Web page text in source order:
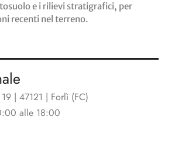
e i rilievi stratigrafici, per
recenti nel terreno.
| 47121 | Forlì (FC)
alle 18:00